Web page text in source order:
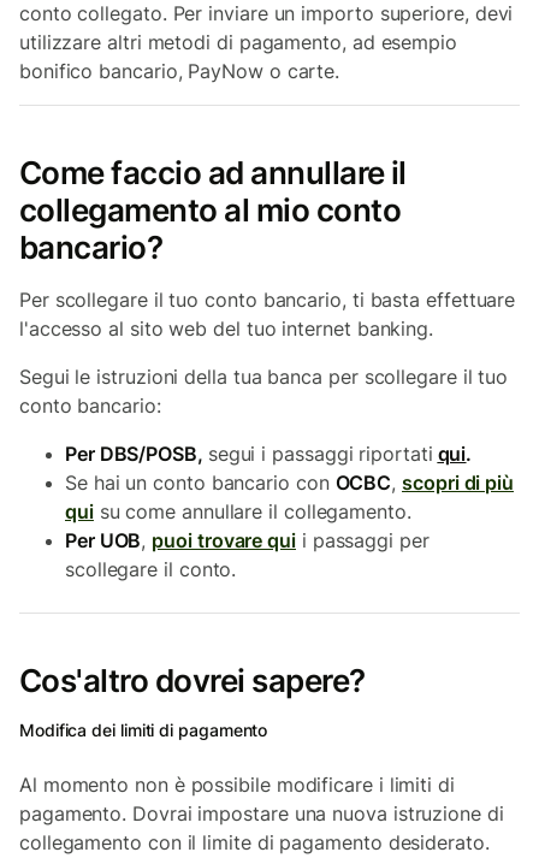
conto collegato. Per inviare un importo superiore, devi
utilizzare altri metodi di pagamento, ad esempio
bonifico bancario, PayNow o carte.
Come faccio ad annullare il
collegamento al mio conto
bancario?
Per scollegare il tuo conto bancario, ti basta effettuare
l'accesso al sito web del tuo internet banking.
Segui le istruzioni della tua banca per scollegare il tuo
conto bancario:
Per DBS/POSB, segui i passaggi riportati qui.
Se hai un conto bancario con OCBC,scopri di più
quisu come annullare il collegamento.
Per UOB, puoi trovare quii passaggi per
scollegare il conto.
Cos'altro dovrei sapere?
Modifica dei limiti di pagamento
Al momento non è possibile modificare i limiti di
pagamento. Dovrai impostare una nuova istruzione di
collegamento con il limite di pagamento desiderato.